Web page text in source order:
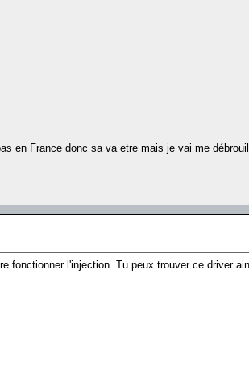
en France donc sa va etre mais je vai me
fonctionner l'injection. Tu peux trouver ce driver